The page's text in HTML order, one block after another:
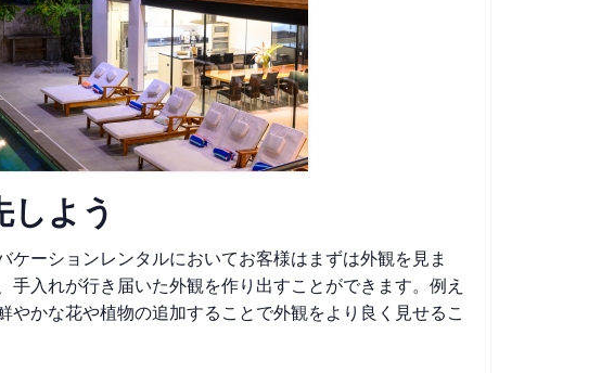
よう
ケーションレンタルにおいてお客様はまずは外観を見ま
入れが行き届いた外観を作り出すことができます。例え
やかな花や植物の追加することで外観をより良く見せるこ